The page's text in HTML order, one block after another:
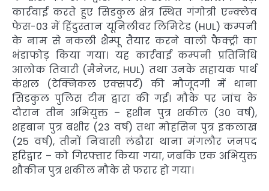
कार्रवाई करते हुए सिडकुल क्षेत्र स्थित गंगोत्री एन्क्लेव
फेस-03 में हिंदुस्तान यूनिलीवर लिमिटेड (HUL) कम्पनी
के नाम से नकली शैम्पू तैयार करने वाली फैक्ट्री का
भंडाफोड़ किया गया। यह कार्रवाई कम्पनी प्रतिनिधि
आलोक तिवारी (मैनेजर, HUL) तथा उनके सहायक पार्थ
कंशल (टेक्निकल एक्सपर्ट) की मौजूदगी में थाना
सिडकुल पुलिस टीम द्वारा की गई। मौके पर जांच के
दौरान तीन अभियुक्त – हशीन पुत्र शकील (30 वर्ष),
शहबान पुत्र बशीर (23 वर्ष) तथा मोहसिन पुत्र इकलाख
(25 वर्ष), तीनों निवासी लंढौरा थाना मंगलौर जनपद
हरिद्वार – को गिरफ्तार किया गया, जबकि एक अभियुक्त
शौकीन पुत्र शकील मौके से फरार हो गया।